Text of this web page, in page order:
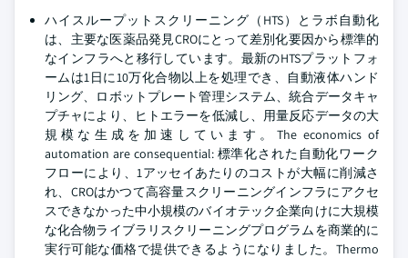
ハイスループットスクリーニング（HTS）とラボ自動化
は、主要な医薬品発見CROにとって差別化要因から標準的
なインフラへと移行しています。最新のHTSプラットフォ
ームは1日に10万化合物以上を処理でき、自動液体ハンド
リング、ロボットプレート管理システム、統合データキャ
プチャにより、ヒトエラーを低減し、用量反応データの大
規模な生成を加速しています。The economics of
automation are consequential: 標準化された自動化ワーク
フローにより、1アッセイあたりのコストが大幅に削減さ
れ、CROはかつて高容量スクリーニングインフラにアクセ
スできなかった中小規模のバイオテック企業向けに大規模
な化合物ライブラリスクリーニングプログラムを商業的に
実行可能な価格で提供できるようになりました。Thermo